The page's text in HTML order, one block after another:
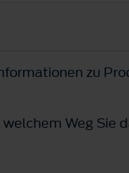
zu
Weg Sie